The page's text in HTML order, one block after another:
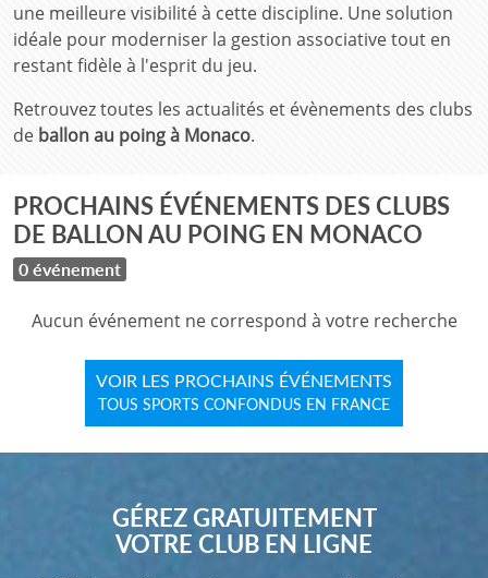
une meilleure visibilité à cette discipline. Une solution
idéale pour moderniser la gestion associative tout en
restant fidèle à l'esprit du jeu.
Retrouvez toutes les actualités et évènements des clubs
de ballon au poing à Monaco.
PROCHAINS ÉVÉNEMENTS DES CLUBS
DE BALLON AU POING EN MONACO
0 événement
Aucun événement ne correspond à votre recherche
VOIR LES PROCHAINS ÉVÉNEMENTS
TOUS SPORTS CONFONDUS EN FRANCE
GÉREZ GRATUITEMENT
VOTRE CLUB EN LIGNE